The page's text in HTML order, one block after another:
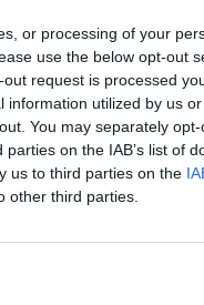
or processing of your
use the below opt-out
request is processed
utilized by us
You may separately
on the IAB’s list of
us to third parties on the
other third parties.
uma constante,
para o movimento
maior do que a
nos ecrãs
alguns problemas